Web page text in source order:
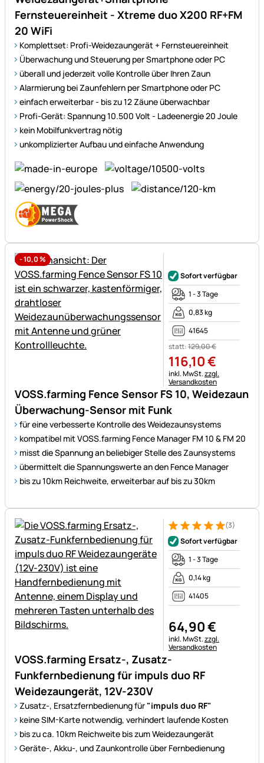
Fernsteuereinheit - Xtreme duo X200 RF+FM
20 WiFi
Komplettset: Profi-Weidezaungerät + Fernsteuereinheit
Überwachung und Steuerung per Smartphone oder PC
überall und jederzeit volle Kontrolle über Ihren Zaun
Alarmierung bei Zaunfehlern per Smartphone oder PC
einfach erweiterbar - bis zu 12 Zäune überwachbar
Profi-Gerät: Spannung 10.500 Volt - Ladeenergie 20 Joule
kein Mobilfunkvertrag nötig
unkomplizierter Aufbau und einfache Anwendung
-10,0%
VOSS.farming Fence Sensor FS 10, Weidezaun
Überwachung-Sensor mit Funk
für eine verbesserte Kontrolle des Weidezaunsystems
kompatibel mit VOSS.farming Fence Manager FM 10 & FM 20
misst die Spannung an beliebiger Stelle des Zaunsystems
übermittelt die Spannungswerte an den Fence Manager
bis zu 10km Reichweite, erweiterbar auf bis zu 30km
Sofort verfügbar
1 - 3 Tage
0,83 kg
41645
statt:129,00€
116,10€
Steuerhinweis:
inkl. MwSt.zzgl.
Versandkosten
VOSS.farming Ersatz-, Zusatz-
Funkfernbedienung für impuls duo RF
Weidezaungerät, 12V-230V
Zusatz-, Ersatzfernbedienung für"impuls duo RF"
keine SIM-Karte notwendig, verhindert laufende Kosten
bis zu ca. 10km Reichweite bis zum Weidezaungerät
Geräte-, Akku-, und Zaunkontrolle über Fernbedienung
Bewertung: 5 von 5 (3
3 Bewertungen
(3)
Sofort verfügbar
1 - 3 Tage
0,14 kg
41405
64,90€
Steuerhinweis:
inkl. MwSt.zzgl.
Versandkosten